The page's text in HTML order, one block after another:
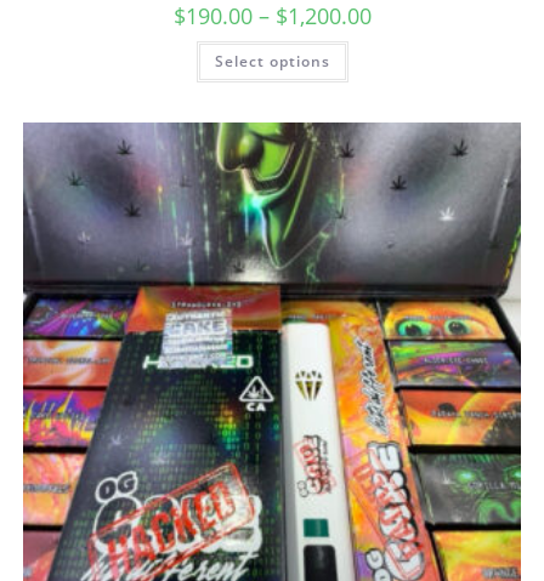
$190.00 – $1,200.00
Select options